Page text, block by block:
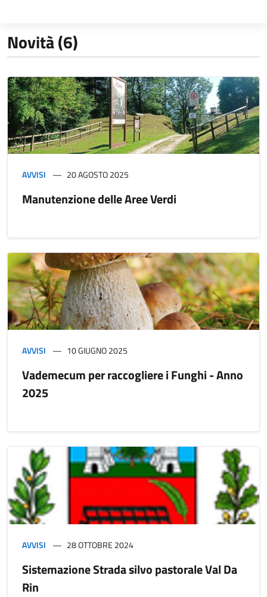
Novità (6)
AVVISI 20 AGOSTO 2025
Manutenzione delle Aree Verdi
AVVISI 10 GIUGNO 2025
Vademecum per raccogliere i Funghi - Anno
2025
AVVISI 28 OTTOBRE 2024
Sistemazione Strada silvo pastorale Val Da
Rin